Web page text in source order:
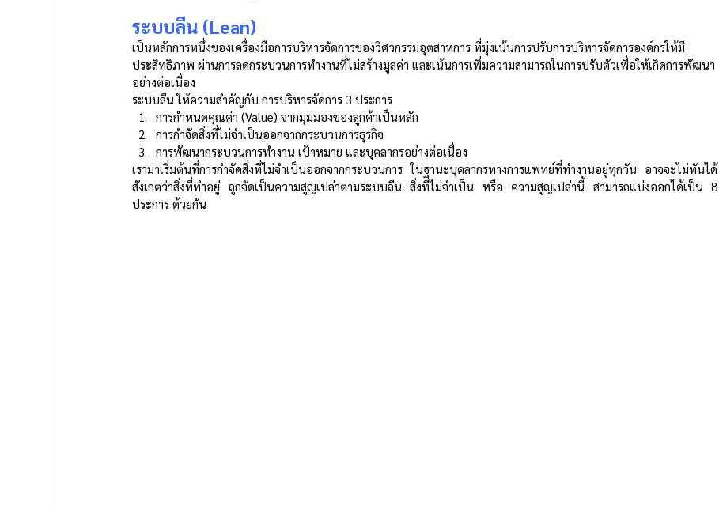
ระบบลีน (Lean)
เป็นหลักการหนึ่งของเครื่องมือการบริหารจัดการของวิศวกรรมอุตสาหการ ที่มุ่งเน้นการปรับการบริหารจัดการองค์กรให้มี
ประสิทธิภาพ ผ่านการลดกระบวนการทำงานที่ไม่สร้างมูลค่า และเน้นการเพิ่มความสามารถในการปรับตัวเพื่อให้เกิดการพัฒนา
อย่างต่อเนื่อง
ระบบลีน ให้ความสำคัญกับ การบริหารจัดการ 3 ประการ
การกำหนดคุณค่า (Value) จากมุมมองของลูกค้าเป็นหลัก
การกำจัดสิ่งที่ไม่จำเป็นออกจากกระบวนการธุรกิจ
การพัฒนากระบวนการทำงาน เป้าหมาย และบุคลากรอย่างต่อเนื่อง
เรามาเริ่มต้นที่การกำจัดสิ่งที่ไม่จำเป็นออกจากกระบวนการ ในฐานะบุคลากรทางการแพทย์ที่ทำงานอยู่ทุกวัน อาจจะไม่ทันได้
สังเกตว่าสิ่งที่ทำอยู่ ถูกจัดเป็นความสูญเปล่าตามระบบลีน สิ่งที่ไม่จำเป็น หรือ ความสูญเปล่านี้ สามารถแบ่งออกได้เป็น 8
ประการ ด้วยกัน